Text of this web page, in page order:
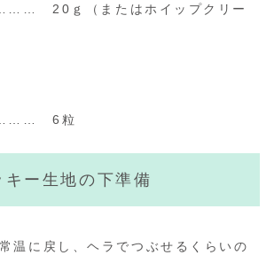
20ｇ
（またはホイップクリー
……… 6粒
キー生地の下準備
温に戻し、ヘラでつぶせるくらいの